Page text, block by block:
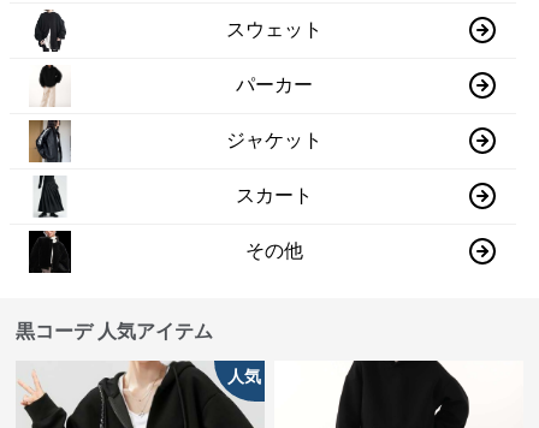
スウェット
パーカー
ジャケット
スカート
その他
黒コーデ 人気アイテム
人気